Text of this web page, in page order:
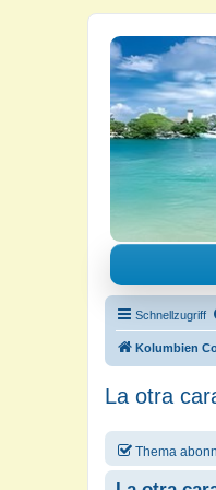
Reisen,
Schnellzugriff
Kolumbien
La otra
Thema